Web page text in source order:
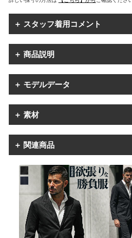
＋ スタッフ着用コメント
＋ 商品説明
＋ モデルデータ
＋ 素材
＋ 関連商品